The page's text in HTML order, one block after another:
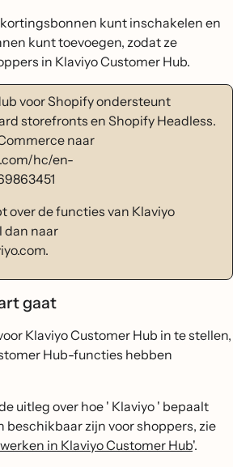
kunt inschakelen en
kunt toevoegen, zodat ze
in Klaviyo Customer Hub.
voor Shopify ondersteunt
storefronts en Shopify Headless.
naar
hc/en-
over de functies van Klaviyo
dan naar
gaat
Klaviyo Customer Hub in te stellen,
Hub-functies hebben
uitleg over hoe ' Klaviyo ' bepaalt
zijn voor shoppers, zie
in Klaviyo Customer Hub'.